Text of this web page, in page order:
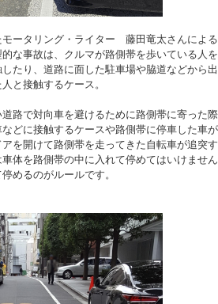
モータリング・ライター 藤田竜太さんによ
な事故は、クルマが路側帯を歩いている人
したり、道路に面した駐車場や脇道などから
と接触するケース。
路で対向車を避けるために路側帯に寄った
どに接触するケースや路側帯に停車した車
を開けて路側帯を走ってきた自転車が追突
体を路側帯の中に入れて停めてはいけませ
めるのがルールです。